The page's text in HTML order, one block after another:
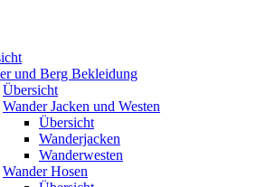
können
Touch-
und
Streichgesten
verwenden.
und Berg Bekleidung
Übersicht
Wander Jacken und Westen
Übersicht
Wanderjacken
Wanderwesten
Wander Hosen